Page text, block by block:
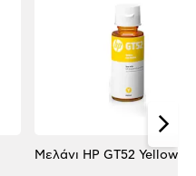
Μελάνι HP GT52 Yellow